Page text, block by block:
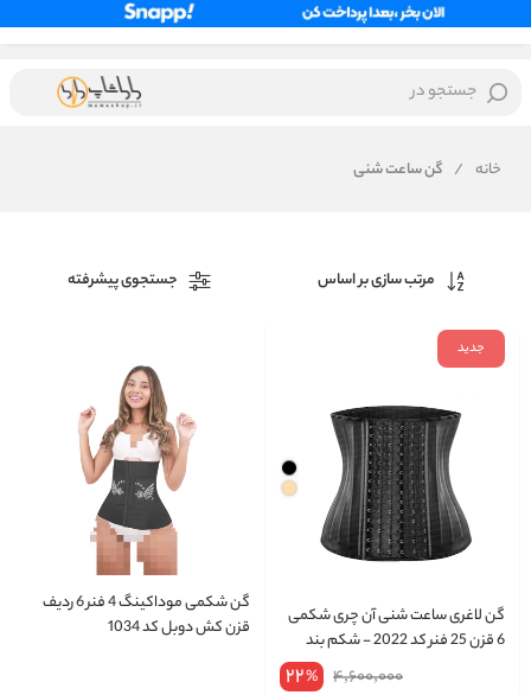
جستجو در
خانه / گن ساعت شنی
مرتب سازی بر اساس جستجوی پیشرفته
جدید
گن لاغری ساعت شنی آن چری شکمی
6 قزن 25 فنر کد 2022 - شکم بند
4,600,000
22%
گن شکمی موداکینگ 4 فنر 6 ردیف
قزن کش دوبل کد 1034